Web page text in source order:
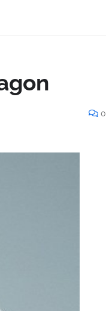
0